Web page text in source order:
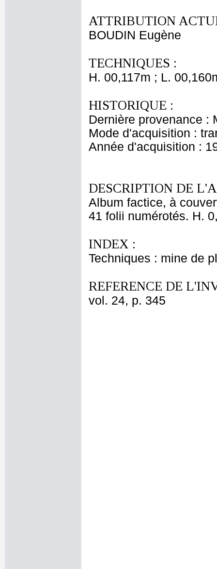
ATTRIBUTION
BOUDIN Eugène
TECHNIQUES :
H. 00,117m ; L.
HISTORIQUE :
Dernière provenance :
Mode d'acquisition :
Année d'acquisition :
DESCRIPTION DE
Album factice, à
41 folii numérotés. H.
INDEX :
Techniques : mine de
REFERENCE DE
vol. 24, p. 345